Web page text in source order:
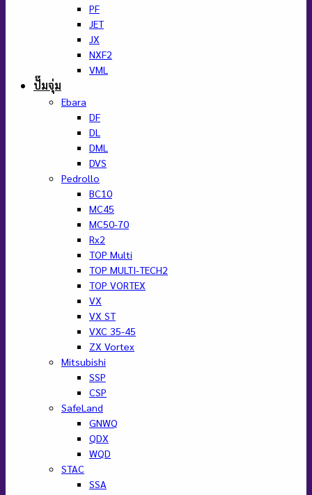
PF
JET
JX
NXF2
VML
ปั๊มจุ่ม
Ebara
DF
DL
DML
DVS
Pedrollo
BC10
MC45
MC50-70
Rx2
TOP Multi
TOP MULTI-TECH2
TOP VORTEX
VX
VX ST
VXC 35-45
ZX Vortex
Mitsubishi
SSP
CSP
SafeLand
GNWQ
QDX
WQD
STAC
SSA